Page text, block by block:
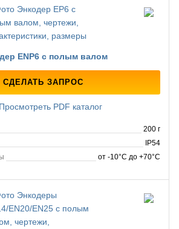
ENP6 с полым валом
СДЕЛАТЬ ЗАПРОС
Просмотреть PDF каталог
200 г
IP54
от -10°C до +70°C